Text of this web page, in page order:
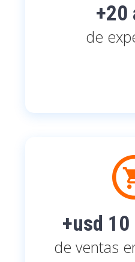
+20
de
+usd
de ventas